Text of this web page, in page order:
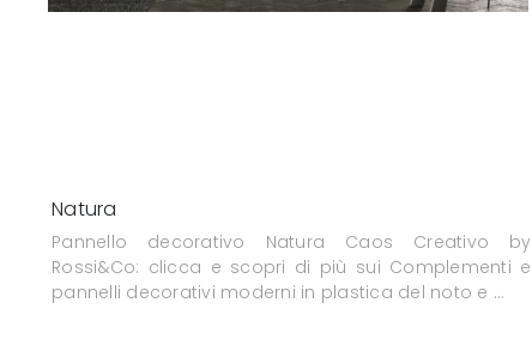
Natura
Pannello decorativo Natura Caos Creativo by
Rossi&Co: clicca e scopri di più sui Complementi e
pannelli decorativi moderni in plastica del noto e ...